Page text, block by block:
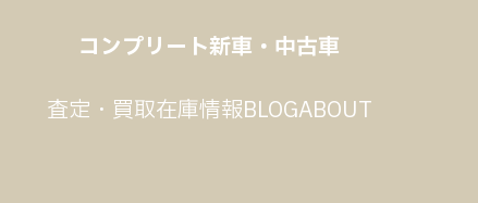
コンプリート新車・中古車
査定・買取在庫情報BLOGABOUT